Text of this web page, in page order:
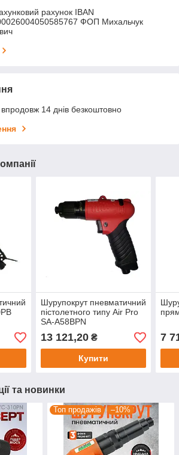
рахунок IBAN
ФОП Михальчук
14 днів безкоштовно
Шурупокрут пневматичний
пістолетного типу Air Pro
SA-A58BPN
13 121,20₴
Купити
7
та новинки
Топ продажів –10%